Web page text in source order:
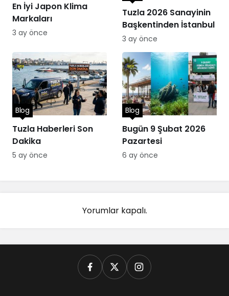
En İyi Japon Klima
Markaları
3 ay önce
Tuzla 2026 Sanayinin
Başkentinden İstanbul
3 ay önce
Tuzla Haberleri Son
Dakika
Blog
5 ay önce
Bugün 9 Şubat 2026
Pazartesi
Blog
6 ay önce
Yorumlar kapalı.